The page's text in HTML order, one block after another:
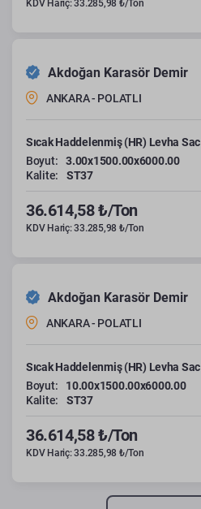
KDV Hariç: 33.285,98 ₺/Ton
Akdoğan Karasör Demir
ANKARA - POLATLI
Sıcak Haddelenmiş (HR) Levha Sac
Boyut:
3.00x1500.00x6000.00
Kalite:
ST37
36.614,58 ₺/Ton
KDV Hariç: 33.285,98 ₺/Ton
Akdoğan Karasör Demir
ANKARA - POLATLI
Sıcak Haddelenmiş (HR) Levha Sac
Boyut:
10.00x1500.00x6000.00
Kalite:
ST37
36.614,58 ₺/Ton
KDV Hariç: 33.285,98 ₺/Ton